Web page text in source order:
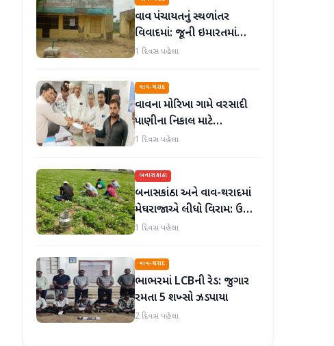
વાવ પંચાયતનું સ્થળાંતર
વિવાદમાં: જૂની ઇમારતમાં
કામકાજ શરૂ છતાં નવું મકાન
1 દિવસ પહેલા
વાવ-થરાદ
વાવના મોરિખા ગામે વરસાદી
પાણીના નિકાલ માટે
ગ્રામજનોએ મામલતદારને
1 દિવસ પહેલા
બનાસકાંઠા
બનાસકાંઠા અને વાવ-થરાદમાં
મેઘરાજાએ લીધો વિરામ: ઉઘાડ
નીકળતાં ખેડૂતોમાં આનંદનો
1 દિવસ પહેલા
વાવ-થરાદ
ભાભરમાં LCBની રેડ: જુગાર
રમતા 5 શખ્સો ઝડપાયા
2 દિવસ પહેલા